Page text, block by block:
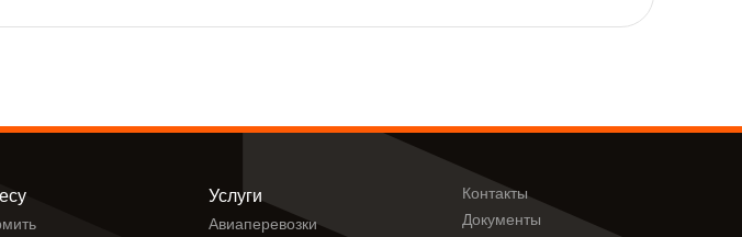
Услуги
Авиаперевозки
Контакты
Документы